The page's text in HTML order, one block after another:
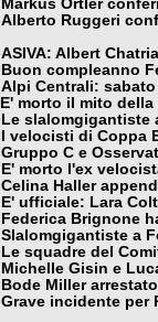
Markus Ortler
Alberto Ruggeri
ASIVA: Albert
Buon compleanno
Alpi Centrali:
E' morto il mito
Le
I velocisti di Coppa
Gruppo C e
E' morto l'ex
Celina Haller
E' ufficiale: Lara
Federica Brignone
Slalomgigantiste a
Le squadre del
Michelle Gisin e
Bode Miller
Grave incidente per